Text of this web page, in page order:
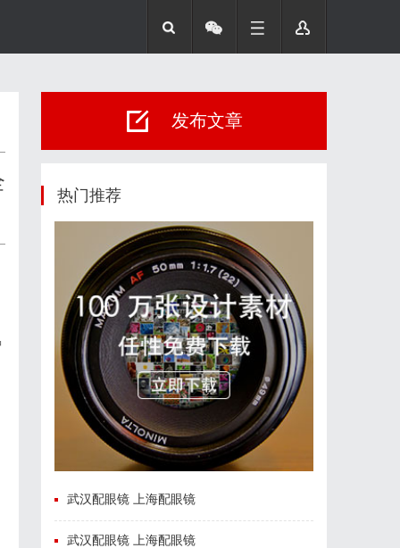
发布文章
热门推荐
武汉配眼镜 上海配眼镜
武汉配眼镜 上海配眼镜